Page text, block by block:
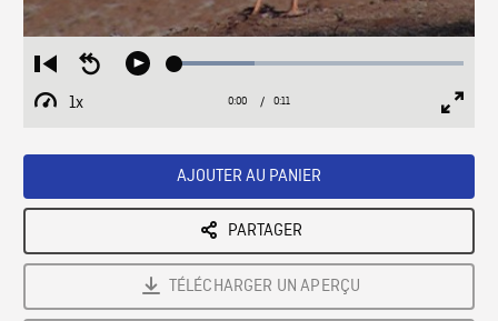
Restart
from
beginning
Seek
Play Loaded:
1x
Playback
Current
0:00 / Duration
0:11
AJOUTER AU PANIER
PARTAGER
TÉLÉCHARGER UN APERÇU